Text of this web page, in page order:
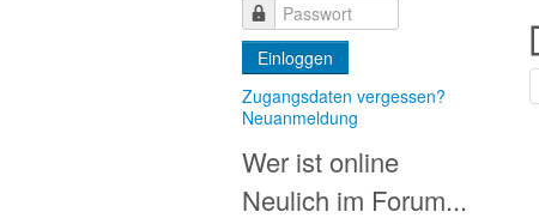
Einloggen
Zugangsdaten vergessen?
Neuanmeldung
Wer ist online
Neulich im Forum...